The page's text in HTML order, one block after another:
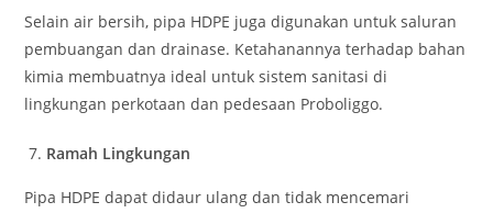
Selain air bersih, pipa HDPE juga digunakan untuk saluran
pembuangan dan drainase. Ketahanannya terhadap bahan
kimia membuatnya ideal untuk sistem sanitasi di
lingkungan perkotaan dan pedesaan Proboliggo.
Ramah Lingkungan
Pipa HDPE dapat didaur ulang dan tidak mencemari